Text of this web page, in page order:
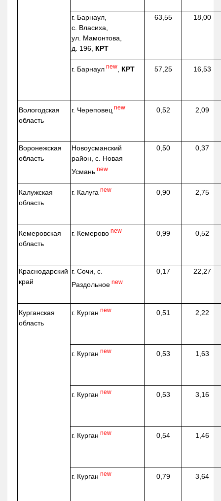
г. Барнаул,
с. Власиха,
ул. Мамонтова,
д. 196, КРТ
63,55 18,00
г. Барнаул new КРТ 57,25 16,53
Вологодская
область
г. Череповец new 0,52 2,09
Воронежская
область
Новоусманский
район, с. Новая
Усмань new
0,50 0,37
Калужская
область
г. Калуга new 0,90 2,75
Кемеровская
область
г. Кемерово new 0,99 0,52
Краснодарский
край
г. Сочи, с.
Раздольное new
0,17 22,27
Курганская
область
г. Курган new 0,51 2,22
г. Курган new 0,53 1,63
г. Курган new 0,53 3,16
г. Курган new 0,54 1,46
г. Курган new 0,79 3,64